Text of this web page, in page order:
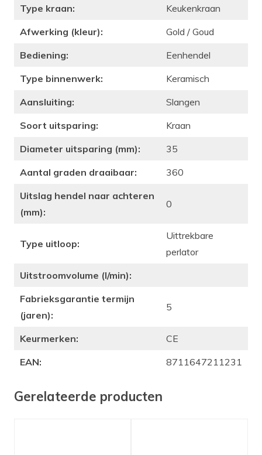
Type kraan:
Keukenkraan
Afwerking (kleur):
Gold / Goud
Bediening:
Eenhendel
Type binnenwerk:
Keramisch
Aansluiting:
Slangen
Soort uitsparing:
Kraan
Diameter uitsparing (mm):
35
Aantal graden draaibaar:
360
Uitslag hendel naar achteren
(mm):
0
Type uitloop:
Uittrekbare
perlator
Uitstroomvolume (l/min):
Fabrieksgarantie termijn
(jaren):
5
Keurmerken:
CE
EAN:
8711647211231
Gerelateerde producten